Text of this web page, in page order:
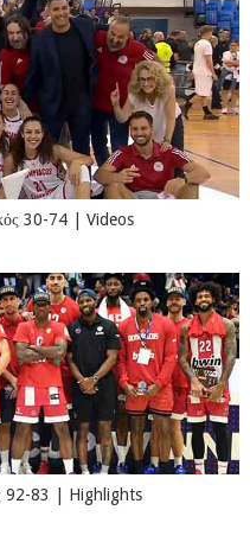
30-74 | Videos
92-83 | Highlights